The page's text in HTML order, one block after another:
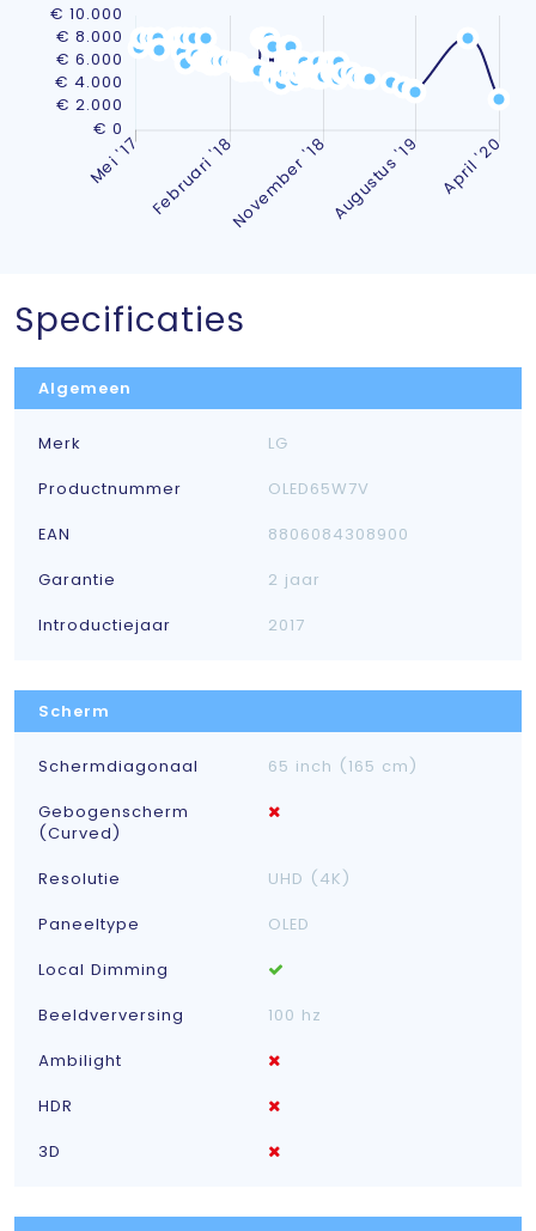
Specificaties
Algemeen
Merk
LG
Productnummer
OLED65W7V
EAN
8806084308900
Garantie
2 jaar
Introductiejaar
2017
Scherm
Schermdiagonaal
65 inch (165 cm)
Gebogenscherm
(Curved)
Resolutie
UHD (4K)
Paneeltype
OLED
Local Dimming
Beeldverversing
100 hz
Ambilight
HDR
3D